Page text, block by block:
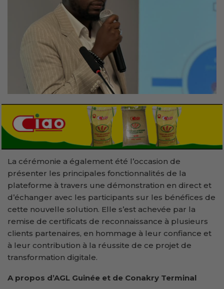
La cérémonie a également été l’occasion de
présenter les principales fonctionnalités de la
plateforme à travers une démonstration en direct et
d’échanger avec les participants sur les bénéfices de
cette nouvelle solution. Elle s’est achevée par la
remise de certificats de reconnaissance à plusieurs
clients partenaires, en hommage à leur confiance et
à leur contribution à la réussite de ce projet de
transformation digitale.
A propos d’AGL Guinée et de Conakry Terminal